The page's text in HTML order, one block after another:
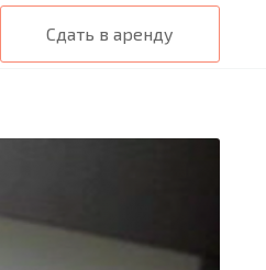
Сдать в аренду